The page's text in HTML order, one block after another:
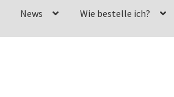
News Wie bestelle ich?